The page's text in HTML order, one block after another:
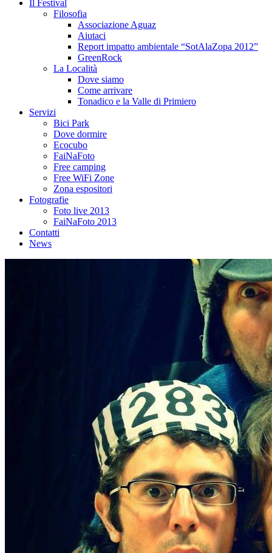
Il Festival
Filosofia
Associazione Aguaz
Aiutaci
Report impatto ambientale “SotAlaZopa 2012”
GreenRock
La Località
Dove siamo
Come arrivare
Tonadico e la Valle di Primiero
Servizi
Bici Park
Dove dormire
Ecocubo
FaiNaFoto
Free camping
Free WiFi Zone
Zona espositori
Fotografie
Foto live 2013
FaiNaFoto 2013
Contatti
News